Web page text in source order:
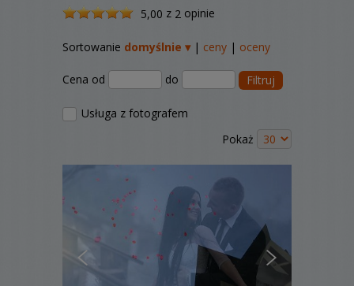
5,00 /z 2 opinie
Sortowanie domyślnie ▾| ceny | oceny
Cena od do Filtruj
Usługa z fotografem
Pokaż